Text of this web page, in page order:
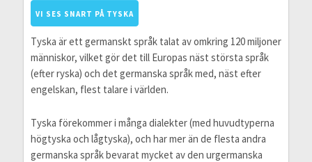
VI SES SNART PÅ TYSKA
Tyska är ett germanskt språk talat av omkring 120 miljoner
människor, vilket gör det till Europas näst största språk
(efter ryska) och det germanska språk med, näst efter
engelskan, flest talare i världen.
Tyska förekommer i många dialekter (med huvudtyperna
högtyska och lågtyska), och har mer än de flesta andra
germanska språk bevarat mycket av den urgermanska